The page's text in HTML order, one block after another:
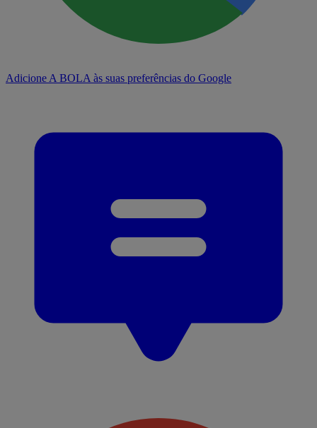
Adicione A BOLA às suas preferências do Google